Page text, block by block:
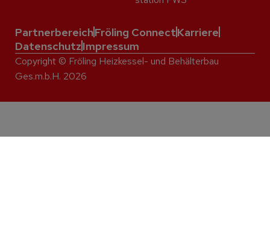
PartnerbereichFröling ConnectKarriere
DatenschutzImpressum
Copyright © Fröling Heizkessel- und Behälterbau
Ges.m.b.H. 2026